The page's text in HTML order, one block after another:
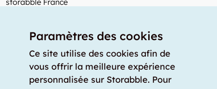
storabble France
Articles de presse
Comment calculer la capacité d'un garde-meuble?
Quel est le tarif moyen d'un garde-meuble?
Paramètres des cookies
Ce site utilise des cookies afin de
vous offrir la meilleure expérience
personnalisée sur Storabble. Pour